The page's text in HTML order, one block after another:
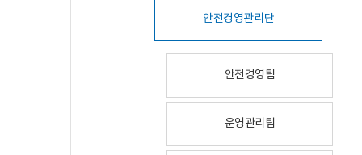
안전경영관리단
안전경영팀
운영관리팀